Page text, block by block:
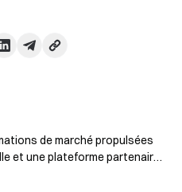
de marché propulsées
et une plateforme partenaire